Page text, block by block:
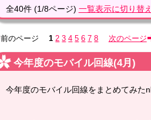
全40件 (1/8ページ) 一覧表示に切り替え
前のページ 1 2 3 4 5 6 7 8 次のページ
今年度のモバイル回線(4月)
今年度のモバイル回線をまとめてみた